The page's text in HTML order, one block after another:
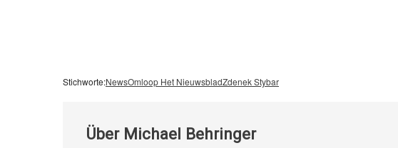
Stichworte:NewsOmloop Het NieuwsbladZdenek Stybar
Über Michael Behringer